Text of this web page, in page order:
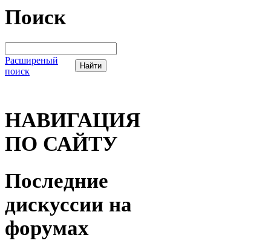
Поиск
Расширеный
поиск
НАВИГАЦИЯ
ПО САЙТУ
Последние
дискуссии на
форумах